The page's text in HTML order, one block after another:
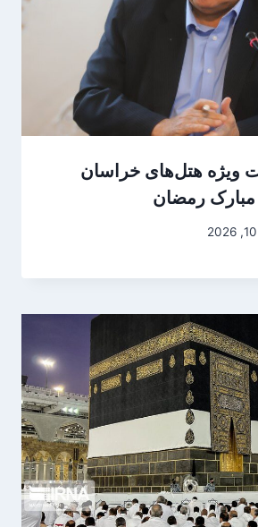
ویژه هتل‌های خراسان
رمضان